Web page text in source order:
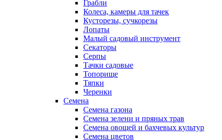
Грабли
Колеса, камеры для тачек
Кусторезы, сучкорезы
Лопаты
Малый садовый инструмент
Секаторы
Серпы
Тачки садовые
Топорище
Тяпки
Черенки
Семена
Семена газона
Семена зелени и пряных трав
Семена овощей и бахчевых культур
Семена цветов